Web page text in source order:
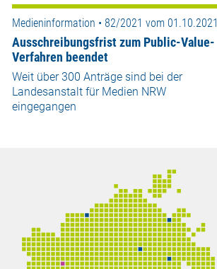
Medieninformation • 82/2021 vom 01.10.2021
Ausschreibungsfrist zum Public-Value-
Verfahren beendet
Weit über 300 Anträge sind bei der
Landesanstalt für Medien NRW
eingegangen